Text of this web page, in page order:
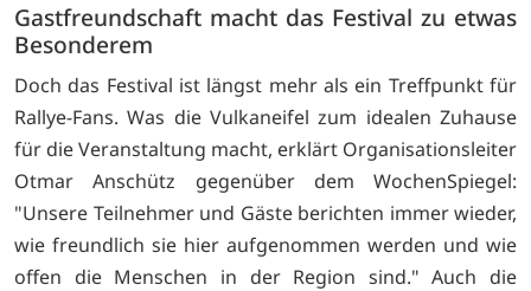
Gastfreundschaft macht das Festival zu etwas
Besonderem
Doch das Festival ist längst mehr als ein Treffpunkt für
Rallye-Fans. Was die Vulkaneifel zum idealen Zuhause
für die Veranstaltung macht, erklärt Organisationsleiter
Otmar Anschütz gegenüber dem WochenSpiegel:
"Unsere Teilnehmer und Gäste berichten immer wieder,
wie freundlich sie hier aufgenommen werden und wie
offen die Menschen in der Region sind." Auch die